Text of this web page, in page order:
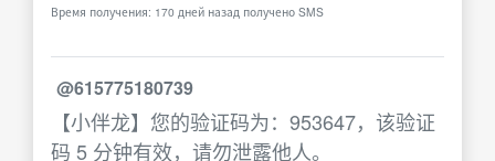
Время получения: 170 дней назад получено SMS
@615775180739
【小伴龙】您的验证码为：953647，该验证
码 5 分钟有效，请勿泄露他人。